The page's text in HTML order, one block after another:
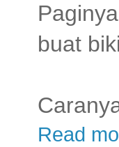
buat
Read